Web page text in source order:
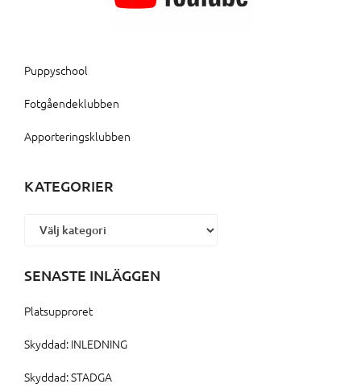
Puppyschool
Fotgåendeklubben
Apporteringsklubben
KATEGORIER
Kategorier
SENASTE INLÄGGEN
Platsupproret
Skyddad: INLEDNING
Skyddad: STADGA